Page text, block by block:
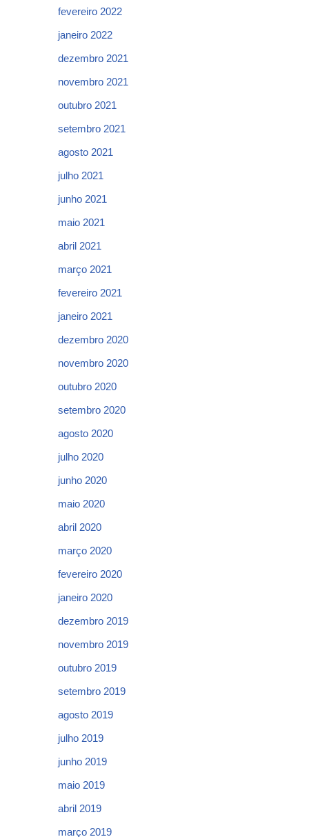
fevereiro 2022
janeiro 2022
dezembro 2021
novembro 2021
outubro 2021
setembro 2021
agosto 2021
julho 2021
junho 2021
maio 2021
abril 2021
março 2021
fevereiro 2021
janeiro 2021
dezembro 2020
novembro 2020
outubro 2020
setembro 2020
agosto 2020
julho 2020
junho 2020
maio 2020
abril 2020
março 2020
fevereiro 2020
janeiro 2020
dezembro 2019
novembro 2019
outubro 2019
setembro 2019
agosto 2019
julho 2019
junho 2019
maio 2019
abril 2019
março 2019